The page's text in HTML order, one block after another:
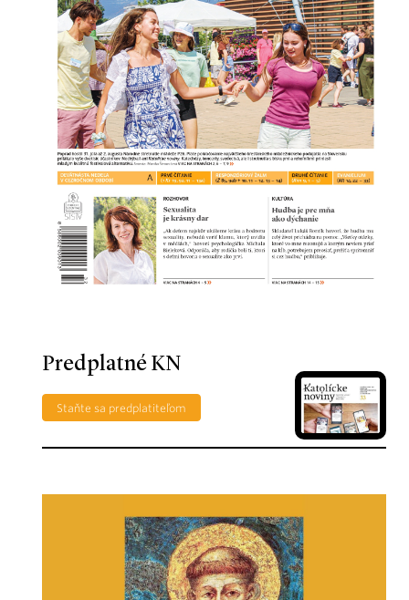
Predplatné KN
Staňte sa predplatiteľom